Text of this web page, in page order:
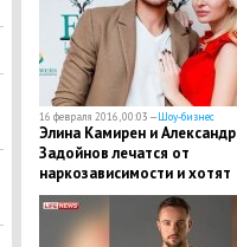
16 февраля 2016, 00:03 —Шоу-бизнес
Элина Камирен и Александр
Задойнов лечатся от
наркозависимости и хотят
вернуться в "Дом-2"